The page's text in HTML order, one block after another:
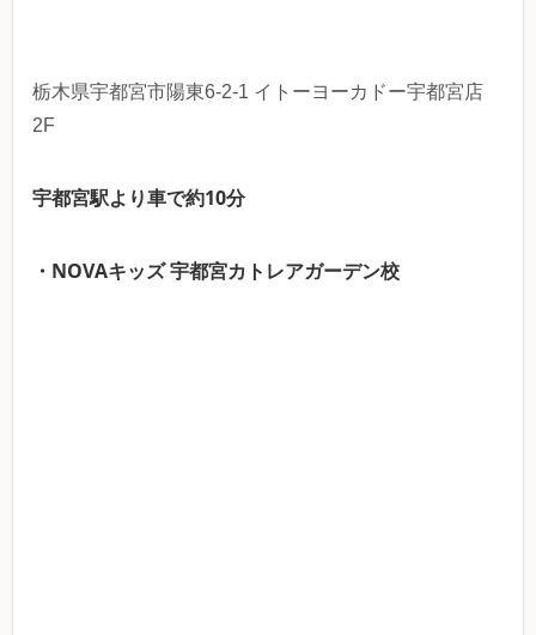
栃木県宇都宮市陽東6-2-1 イトーヨーカドー宇都宮店
2F
宇都宮駅より車で約10分
・NOVAキッズ 宇都宮カトレアガーデン校